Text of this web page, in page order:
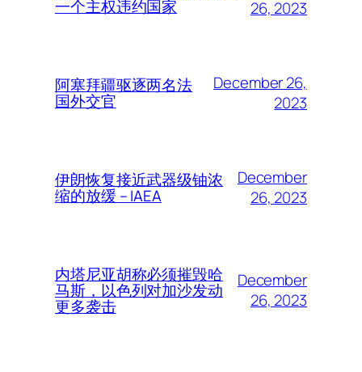
一个主权违约国家
26, 2023
阿塞拜疆驱逐两名法
国外交官
December 26,
2023
伊朗恢复接近武器级铀浓
缩的放缓 – IAEA
December
26, 2023
内塔尼亚胡称必须摧毁哈
马斯，以色列对加沙发动
更多袭击
December
26, 2023